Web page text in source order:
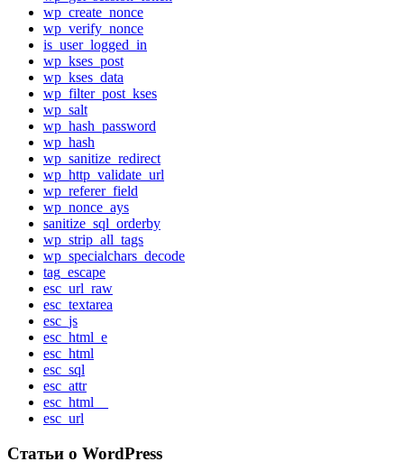
wp_create_nonce
wp_verify_nonce
is_user_logged_in
wp_kses_post
wp_kses_data
wp_filter_post_kses
wp_salt
wp_hash_password
wp_hash
wp_sanitize_redirect
wp_http_validate_url
wp_referer_field
wp_nonce_ays
sanitize_sql_orderby
wp_strip_all_tags
wp_specialchars_decode
tag_escape
esc_url_raw
esc_textarea
esc_js
esc_html_e
esc_html
esc_sql
esc_attr
esc_html__
esc_url
Статьи о WordPress